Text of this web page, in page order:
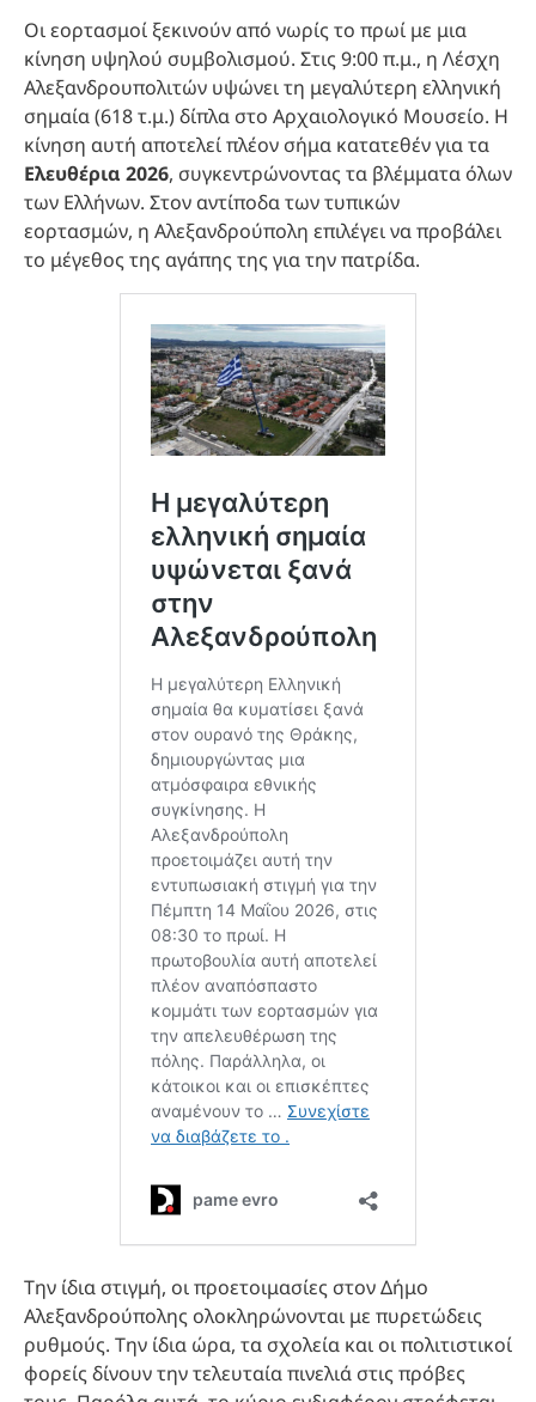
Οι εορτασμοί ξεκινούν από νωρίς το πρωί με μια
κίνηση υψηλού συμβολισμού. Στις 9:00 π.μ., η Λέσχη
Αλεξανδρουπολιτών υψώνει τη μεγαλύτερη ελληνική
σημαία (618 τ.μ.) δίπλα στο Αρχαιολογικό Μουσείο. Η
κίνηση αυτή αποτελεί πλέον σήμα κατατεθέν για τα
Ελευθέρια 2026, συγκεντρώνοντας τα βλέμματα όλων
των Ελλήνων. Στον αντίποδα των τυπικών
εορτασμών, η Αλεξανδρούπολη επιλέγει να προβάλει
το μέγεθος της αγάπης της για την πατρίδα.
Την ίδια στιγμή, οι προετοιμασίες στον Δήμο
Αλεξανδρούπολης ολοκληρώνονται με πυρετώδεις
ρυθμούς. Την ίδια ώρα, τα σχολεία και οι πολιτιστικοί
φορείς δίνουν την τελευταία πινελιά στις πρόβες